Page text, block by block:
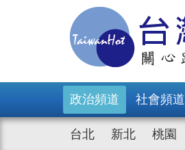
政治頻道 社會頻道
台北 新北 桃園